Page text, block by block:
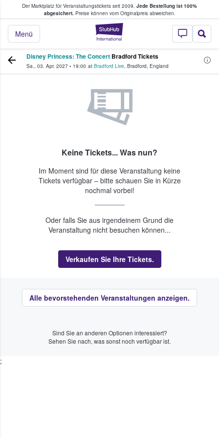
Der Marktplatz für Veranstaltungstickets seit 2009. Jede Bestellung ist 100%
abgesichert.Preise können vom Originalpreis abweichen.
StubHub - Wo
Menü
Tickets kaufen & verkaufen
Disney Princess: The Concert Bradford Tickets
Sa., 03. Apr. 2027 • 19:00 at Bradford Live, Bradford, England
Keine Tickets... Was nun?
Im Moment sind für diese Veranstaltung keine
Tickets verfügbar – bitte schauen Sie in Kürze
nochmal vorbei!
Oder falls Sie aus irgendeinem Grund die
Veranstaltung nicht besuchen können...
Verkaufen Sie Ihre Tickets.
Alle bevorstehenden Veranstaltungen anzeigen.
Sind Sie an anderen Optionen interessiert?
Sehen Sie nach, was sonst noch verfügbar ist.
;